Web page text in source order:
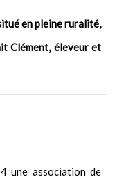
en pleine ruralité,
Clément, éleveur et
une association de